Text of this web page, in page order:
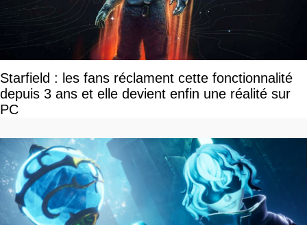
Starfield : les fans réclament cette fonctionnalité
depuis 3 ans et elle devient enfin une réalité sur
PC